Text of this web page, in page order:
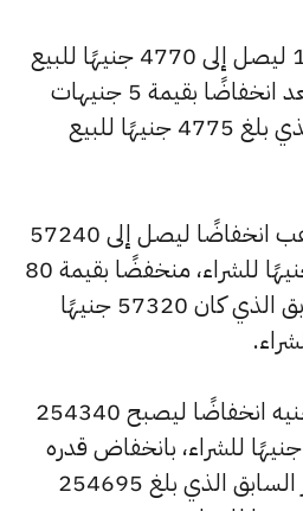
كما انخفض سعر عيار 14 ليصل إلى 4770 جنيهًا للبيع
و4745 جنيهًا للشراء، بعد انخفاضًا بقيمة 5 جنيهات
مقارنة بالسعر السابق الذي بلغ 4775 جنيهًا للبيع
وسجل سعر الجنيه الذهب انخفاضًا ليصل إلى 57240
جنيهًا للبيع و56920 جنيهًا للشراء، منخفضًا بقيمة 80
جنيهات عن السعر السابق الذي كان 57320 جنيهًا
وشهد سعر الأونصة بالجنيه انخفاضًا ليصبح 254340
جنيهًا للبيع و252915 جنيهًا للشراء، بانخفاض قدره
355 جنيهات عن السعر السابق الذي بلغ 254695